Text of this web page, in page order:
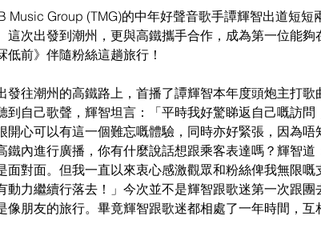
Music Group (TMG)的中年好聲音歌手譚輝智出道短
這次出發到潮州，更與高鐵攜手合作，成為第一位能
低前》伴隨粉絲這趟旅行！
發往潮州的高鐵路上，首播了譚輝智本年度頭炮主打
到自己歌聲，輝智坦言：「平時我好驚睇返自己嘅訪
開心可以有這一個難忘嘅體驗，同時亦好緊張，因為
鐵內進行廣播，你有什麼說話想跟乘客表達嗎？輝智
面對面。但我一直以來衷心感激觀眾和粉絲俾我無限
動力繼續行落去！」今次並不是輝智跟歌迷第一次跟
像朋友的旅行。畢竟輝智跟歌迷都相處了一年時間，互